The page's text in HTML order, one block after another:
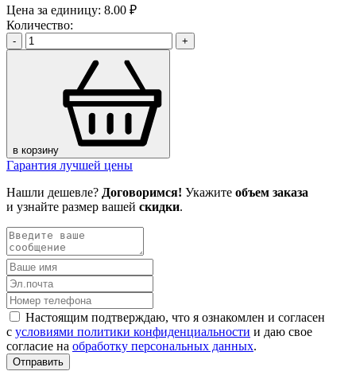
Цена за единицу: 8.00 ₽
Количество:
- +
в корзину
Гарантия лучшей цены
Нашли дешевле? Договоримся! Укажите объем заказа
и узнайте размер вашей скидки.
Настоящим подтверждаю, что я ознакомлен и согласен
с условиями политики конфиденциальности и даю свое
согласие на обработку персональных данных.
Отправить